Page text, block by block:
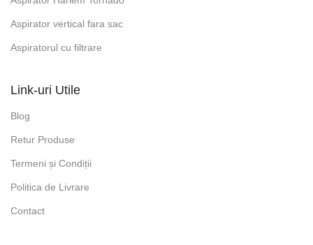
Aspirator vertical fara sac
Aspiratorul cu filtrare
Link-uri Utile
Blog
Retur Produse
Termeni și Condiții
Politica de Livrare
Contact